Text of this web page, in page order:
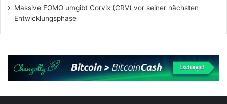
Massive FOMO umgibt Corvix (CRV) vor seiner nächsten
Entwicklungsphase